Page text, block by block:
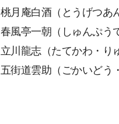
桃月庵白酒（とうげつあ
春風亭一朝（しゅんぷう
立川龍志（たてかわ・り
五街道雲助（ごかいどう